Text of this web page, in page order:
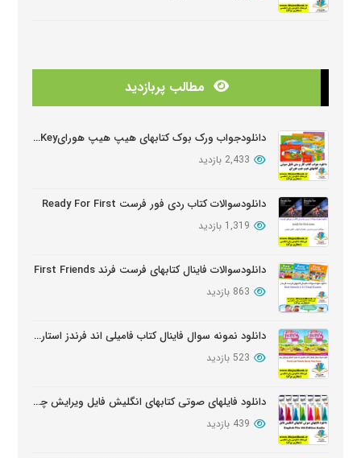
دانلود دوره آموزشی Wider World ویرایش دوم
دانلود سوالات کتابهای Oxford Discover
مطالب پربازدید
دانلودجواب ورک بوک کتابهای هیپ هیپ هورایHip Hip Hooray Workbook Key
2,433 بازدید
دانلودسوالات کتاب ردی فور فرست Ready For First
1,319 بازدید
دانلودسوالات فاینال کتابهای فرست فرند First Friends
863 بازدید
دانلود نمونه سوال فاینال کتاب فامیلی اند فرندز استارتر ویرایش دوم
523 بازدید
دانلود فایلهای صوتی کتابهای انگلیش فایل ویرایش چهارم English File Edition Audio
439 بازدید